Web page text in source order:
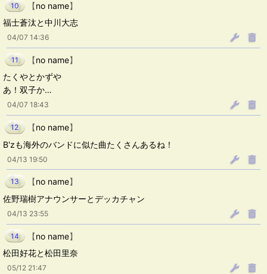
10 【no name】
福士蒼汰と中川大志
04/07 14:36
11 【no name】
たくやとかずや
あ！双子か…
04/07 18:43
12 【no name】
B'zも海外のバンドに似た曲たくさんあるね！
04/13 19:50
13 【no name】
佐野瑞樹アナウンサーとデッカチャン
04/13 23:55
14 【no name】
松田好花と松田里奈
05/12 21:47